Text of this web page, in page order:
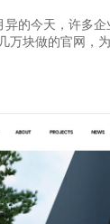
异的今天，许多
万块做的官网，